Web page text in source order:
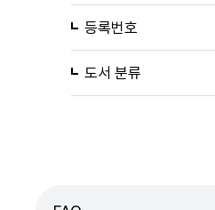
등록번호
도서 분류